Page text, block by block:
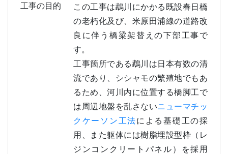
工事の目的
この工事は鵡川にかかる既設春日橋
の老朽化及び、米原田浦線の道路改
良に伴う橋梁架替えの下部工事で
す。
工事箇所である鵡川は日本有数の清
流であり、シシャモの繁殖地でもあ
るため、河川内に位置する橋脚工で
は周辺地盤を乱さないニューマチッ
クケーソン工法による基礎工の採
用、また躯体には樹脂埋設型枠（レ
ジンコンクリートパネル）を採用